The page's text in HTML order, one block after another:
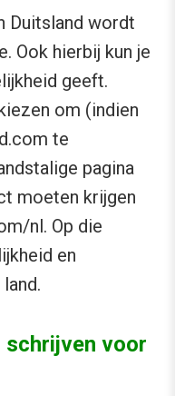
Duitsland wordt
Ook hierbij kun je
geeft.
om (indien
te
pagina
moeten krijgen
nl. Op die
en
schrijven voor